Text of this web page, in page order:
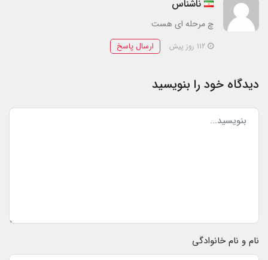
ناشناس
چ مرحله ای هست
ارسال پاسخ
دیدگاه خود را بنویسید
نام و نام خانوادگی